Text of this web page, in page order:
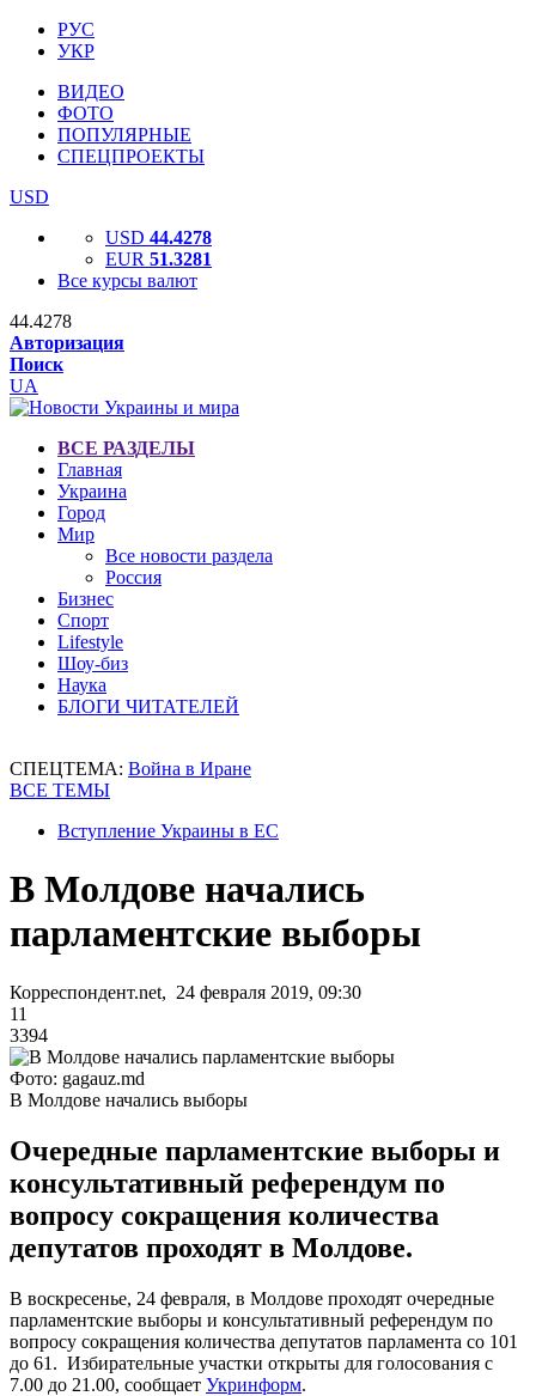
РУС
УКР
ВИДЕО
ФОТО
ПОПУЛЯРНЫЕ
СПЕЦПРОЕКТЫ
USD
USD 44.4278
EUR 51.3281
Все курсы валют
44.4278
Авторизация
Поиск
UA
ВСЕ РАЗДЕЛЫ
Главная
Украина
Город
Мир
Все новости раздела
Россия
Бизнес
Спорт
Lifestyle
Шоу-биз
Наука
БЛОГИ ЧИТАТЕЛЕЙ
СПЕЦТЕМА: Война в Иране
ВСЕ ТЕМЫ
Вступление Украины в ЕС
В Молдове начались
парламентские выборы
Корреспондент.net, 24 февраля 2019, 09:30
11
3394
Фото: gagauz.md
В Молдове начались выборы
Очередные парламентские выборы и
консультативный референдум по
вопросу сокращения количества
депутатов проходят в Молдове.
В воскресенье, 24 февраля, в Молдове проходят очередные
парламентские выборы и консультативный референдум по
вопросу сокращения количества депутатов парламента со 101
до 61. Избирательные участки открыты для голосования с
7.00 до 21.00, сообщает Укринформ.